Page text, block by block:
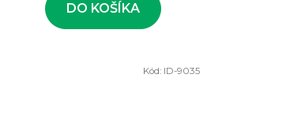
DO KOŠÍKA
Kód: ID-9035